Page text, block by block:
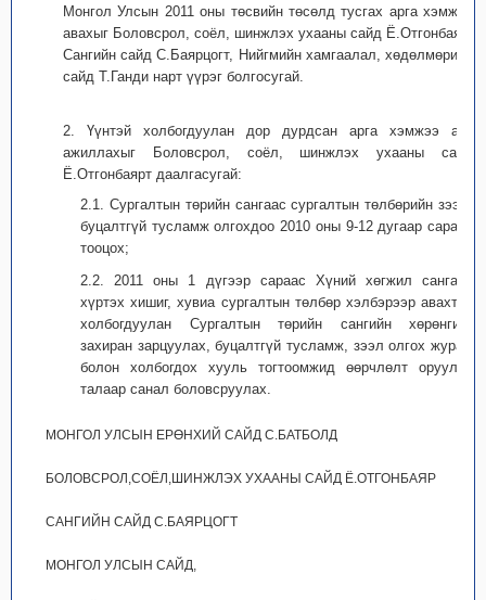
Монгол Улсын 2011 оны төсвийн төсөлд тусгах арга хэмжээ
авахыг Боловсрол, соёл, шинжлэх ухааны сайд Ё.Отгонбаяр,
Сангийн сайд С.Баярцогт, Нийгмийн хамгаалал, хөдөлмөрийн
сайд Т.Ганди нарт үүрэг болгосугай.
2. Үүнтэй холбогдуулан дор дурдсан арга хэмжээ авч
ажиллахыг Боловсрол, соёл, шинжлэх ухааны сайд
Ё.Отгонбаярт даалгасугай:
2.1. Сургалтын төрийн сангаас сургалтын төлбөрийн зээл,
буцалтгүй тусламж олгохдоо 2010 оны 9-12 дугаар сараар
тооцох;
2.2. 2011 оны 1 дүгээр сараас Хүний хөгжил сангаас
хүртэх хишиг, хувиа сургалтын төлбөр хэлбэрээр авахтай
холбогдуулан Сургалтын төрийн сангийн хөрөнгийг
захиран зарцуулах, буцалтгүй тусламж, зээл олгох журам
болон холбогдох хууль тогтоомжид өөрчлөлт оруулах
талаар санал боловсруулах.
МОНГОЛ УЛСЫН ЕРӨНХИЙ САЙД С.БАТБОЛД
БОЛОВСРОЛ,СОЁЛ,ШИНЖЛЭХ УХААНЫ САЙД Ё.ОТГОНБАЯР
САНГИЙН САЙД С.БАЯРЦОГТ
МОНГОЛ УЛСЫН САЙД,